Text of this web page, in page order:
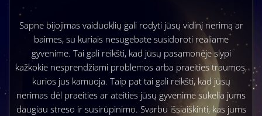
Sapne bijojimas vaiduoklių gali rodyti jūsų vidinį nerimą ar
baimes, su kuriais nesugebate susidoroti realiame
gyvenime. Tai gali reikšti, kad jūsų pasąmonėje slypi
kažkokie nesprendžiami problemos arba praeities traumos,
kurios jus kamuoja. Taip pat tai gali reikšti, kad jūsų
nerimas dėl praeities ar ateities jūsų gyvenime sukelia jums
daugiau streso ir susirūpinimo. Svarbu išsiaiškinti, kas jums